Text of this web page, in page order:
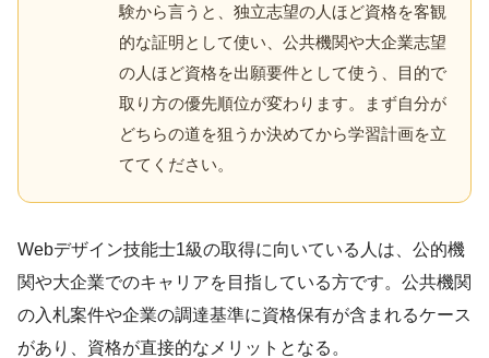
験から言うと、独立志望の人ほど資格を客観
的な証明として使い、公共機関や大企業志望
の人ほど資格を出願要件として使う、目的で
取り方の優先順位が変わります。まず自分が
どちらの道を狙うか決めてから学習計画を立
ててください。
Webデザイン技能士1級の取得に向いている人は、公的機
関や大企業でのキャリアを目指している方です。公共機関
の入札案件や企業の調達基準に資格保有が含まれるケース
があり、資格が直接的なメリットとなる。